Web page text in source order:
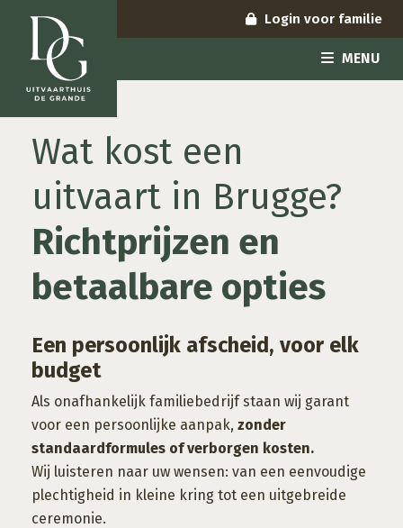
Login voor familie
MENU
Wat kost een
uitvaart in Brugge?
Richtprijzen en
betaalbare opties
Een persoonlijk afscheid, voor elk
budget
Als onafhankelijk familiebedrijf staan wij garant
voor een persoonlijke aanpak, zonder
standaardformules of verborgen kosten.
Wij luisteren naar uw wensen: van een eenvoudige
plechtigheid in kleine kring tot een uitgebreide
ceremonie.